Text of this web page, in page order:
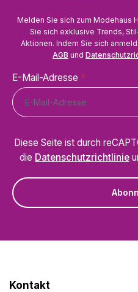
Melden Sie sich zum Modehaus
Sie sich exklusive Trends,
Aktionen. Indem Sie sich
AGB und
E-Mail-Adresse *
Diese Seite ist durch
die Datenschutzrichtlinie
Kontakt